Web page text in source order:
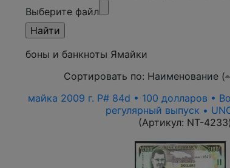
Выберите файл
боны и банкноты Ямайки
Сортировать по: Наименование (
майка 2009 г. P# 84d • 100 долларов •
регулярный выпуск •
(Артикул: NT-4233)